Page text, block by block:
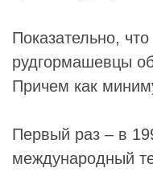
Показательно,
рудгормашевцы
Причем как
Первый раз – в
международный